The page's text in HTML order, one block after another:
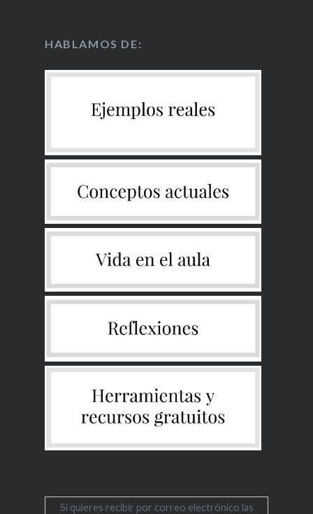
HABLAMOS DE:
Si quieres recibir por correo electrónico las